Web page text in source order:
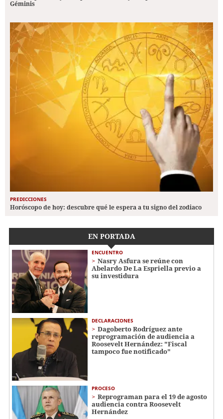
Géminis
PREDICCIONES
Horóscopo de hoy: descubre qué le espera a tu signo del zodiaco
EN PORTADA
ENCUENTRO
Nasry Asfura se reúne con
Abelardo De La Espriella previo a
su investidura
DECLARACIONES
Dagoberto Rodríguez ante
reprogramación de audiencia a
Roosevelt Hernández: "Fiscal
tampoco fue notificado"
PROCESO
Reprograman para el 19 de agosto
audiencia contra Roosevelt
Hernández